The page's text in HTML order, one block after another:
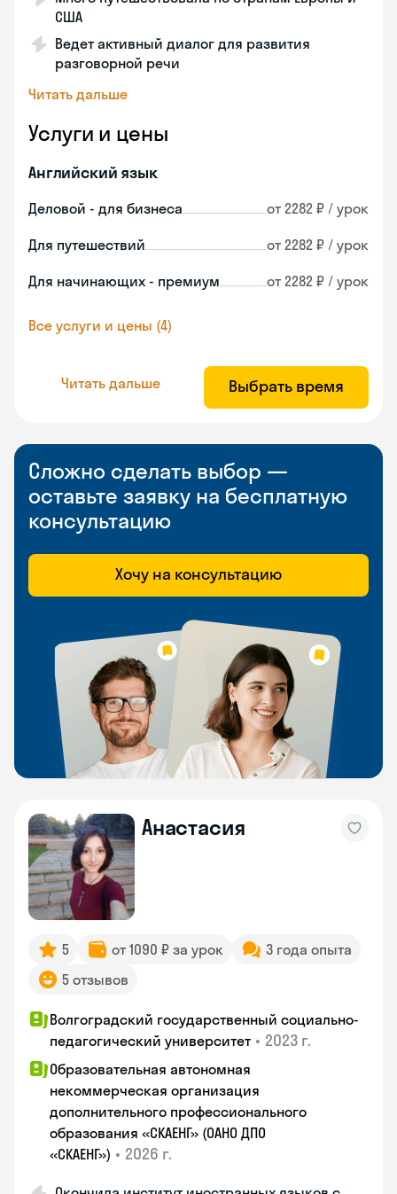
США
Ведет активный диалог для развития
разговорной речи
Читать дальше
Услуги и цены
Английский язык
Деловой - для бизнеса от 2282 ₽ / урок
Для путешествий от 2282 ₽ / урок
Для начинающих - премиум от 2282 ₽ / урок
Все услуги и цены (4)
Читать дальше Выбрать время
Сложно сделать выбор —
оставьте заявку на бесплатную
консультацию
Хочу на консультацию
Анастасия
5 от 1090 ₽ за урок
3 года опыта
5 отзывов
Волгоградский государственный социально-
педагогический университет • 2023 г.
Образовательная автономная
некоммерческая организация
дополнительного профессионального
образования «СКАЕНГ» (ОАНО ДПО
«СКАЕНГ») • 2026 г.